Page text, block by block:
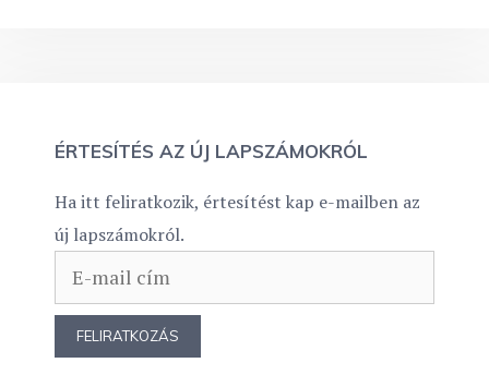
ÉRTESÍTÉS AZ ÚJ LAPSZÁMOKRÓL
Ha itt feliratkozik, értesítést kap e-mailben az
új lapszámokról.